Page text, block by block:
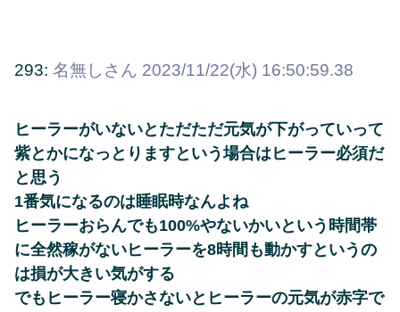
293: 名無しさん 2023/11/22(水) 16:50:59.38
ヒーラーがいないとただただ元気が下がっていって
紫とかになっとりますという場合はヒーラー必須だ
と思う
1番気になるのは睡眠時なんよね
ヒーラーおらんでも100%やないかいという時間帯
に全然稼がないヒーラーを8時間も動かすというの
は損が大きい気がする
でもヒーラー寝かさないとヒーラーの元気が赤字で